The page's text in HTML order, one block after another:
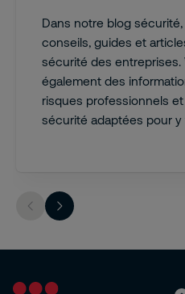
Dans notre blog
conseils, guides et
sécurité des entreprises.
également des
risques professionnels
sécurité adaptées pour y